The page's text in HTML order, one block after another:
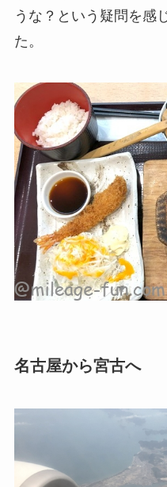
うな？という疑問を感
た。
名古屋から宮古へ